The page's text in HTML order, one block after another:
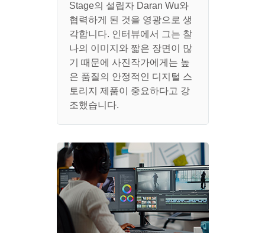
Stage의 설립자 Daran Wu와
협력하게 된 것을 영광으로 생
각합니다. 인터뷰에서 그는 찰
나의 이미지와 짧은 장면이 많
기 때문에 사진작가에게는 높
은 품질의 안정적인 디지털 스
토리지 제품이 중요하다고 강
조했습니다.